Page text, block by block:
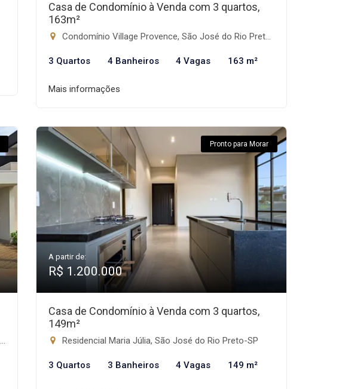
Casa de Condomínio à Venda com 3 quartos,
163m²
Condomínio Village Provence, São José do Rio Preto-SP
3 Quartos 4 Banheiros 4 Vagas 163 m²
Mais informações
Pronto para Morar
A partir de:
R$ 1.200.000
Casa de Condomínio à Venda com 3 quartos,
149m²
Residencial Maria Júlia, São José do Rio Preto-SP
3 Quartos 3 Banheiros 4 Vagas 149 m²